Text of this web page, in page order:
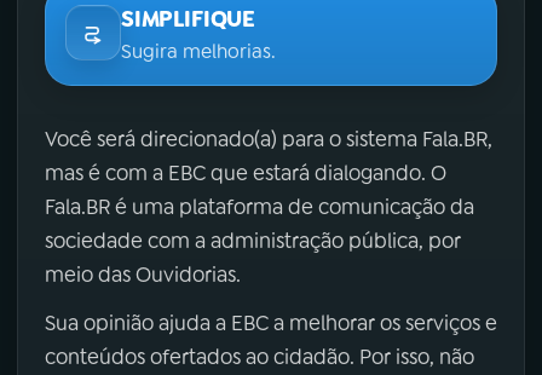
SIMPLIFIQUE
Sugira melhorias.
Você será direcionado(a) para o sistema Fala.BR,
mas é com a EBC que estará dialogando. O
Fala.BR é uma plataforma de comunicação da
sociedade com a administração pública, por
meio das Ouvidorias.
Sua opinião ajuda a EBC a melhorar os serviços e
conteúdos ofertados ao cidadão. Por isso, não